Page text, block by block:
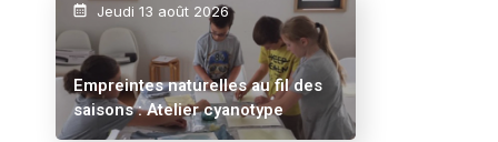
Jeudi 13 août 2026
Empreintes naturelles au fil des
saisons : Atelier cyanotype